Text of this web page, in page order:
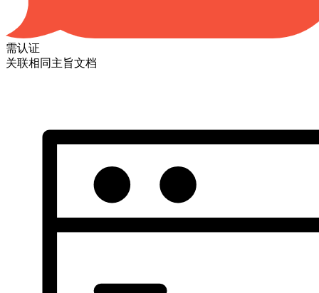
需认证
关联相同主旨文档